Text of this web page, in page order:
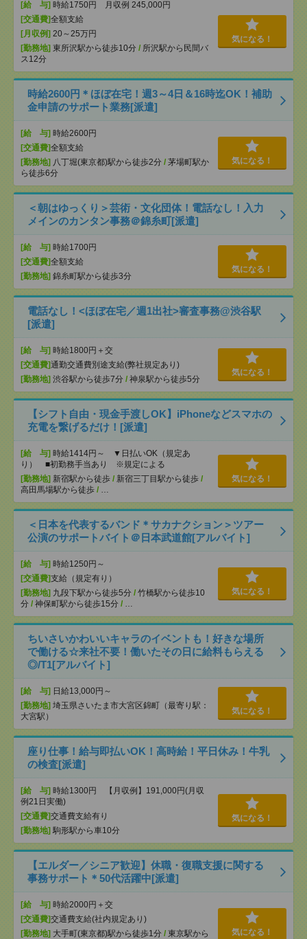
[給 与] 時給1750円 月収例 245,000円
[交通費]全額支給
[月収例] 20～25万円
[勤務地] 東所沢駅から徒歩10分 / 所沢駅から民間バ
ス12分
気になる！
時給2600円＊ほぼ在宅！週3～4日＆16時迄OK！補助
金申請のサポート業務[派遣]
[給 与] 時給2600円
[交通費]全額支給
[勤務地] 八丁堀(東京都)駅から徒歩2分 / 茅場町駅か
ら徒歩6分
気になる！
＜朝はゆっくり＞芸術・文化団体！電話なし！入力
メインのカンタン事務＠錦糸町[派遣]
[給 与] 時給1700円
[交通費]全額支給
[勤務地] 錦糸町駅から徒歩3分
気になる！
電話なし！<ほぼ在宅／週1出社>審査事務@渋谷駅
[派遣]
[給 与] 時給1800円＋交
[交通費]通勤交通費別途支給(弊社規定あり)
[勤務地] 渋谷駅から徒歩7分 / 神泉駅から徒歩5分
気になる！
【シフト自由・現金手渡しOK】iPhoneなどスマホの
充電を繋げるだけ！[派遣]
[給 与] 時給1414円～ ▼日払いOK（規定あ
り） ■初勤務手当あり ※規定による
[勤務地] 新宿駅から徒歩 / 新宿三丁目駅から徒歩 /
高田馬場駅から徒歩 / …
気になる！
＜日本を代表するバンド＊サカナクション＞ツアー
公演のサポートバイト＠日本武道館[アルバイト]
[給 与] 時給1250円～
[交通費]支給（規定有り）
[勤務地] 九段下駅から徒歩5分 / 竹橋駅から徒歩10
分 / 神保町駅から徒歩15分 / …
気になる！
ちいさいかわいいキャラのイベントも！好きな場所
で働ける☆来社不要！働いたその日に給料もらえる
◎/T1[アルバイト]
[給 与] 日給13,000円～
[勤務地] 埼玉県さいたま市大宮区錦町（最寄り駅：
大宮駅）
気になる！
座り仕事！給与即払いOK！高時給！平日休み！牛乳
の検査[派遣]
[給 与] 時給1300円 【月収例】191,000円(月収
例21日実働)
[交通費]交通費支給有り
[勤務地] 駒形駅から車10分
気になる！
【エルダー／シニア歓迎】休職・復職支援に関する
事務サポート＊50代活躍中[派遣]
[給 与] 時給2000円＋交
[交通費]交通費支給(社内規定あり)
[勤務地] 大手町(東京都)駅から徒歩1分 / 東京駅から
気になる！